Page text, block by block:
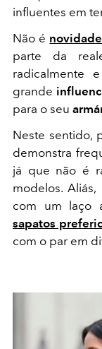
influentes em
Não é novidade
parte da
radicalmente
grande
para o seu
Neste sentido,
demonstra
já que não é
modelos.
com um laço
sapatos
com o par em